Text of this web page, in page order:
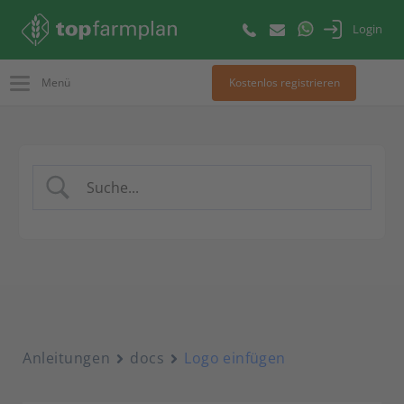
Login
Menü Kostenlos registrieren
Anleitungen docs Logo einfügen